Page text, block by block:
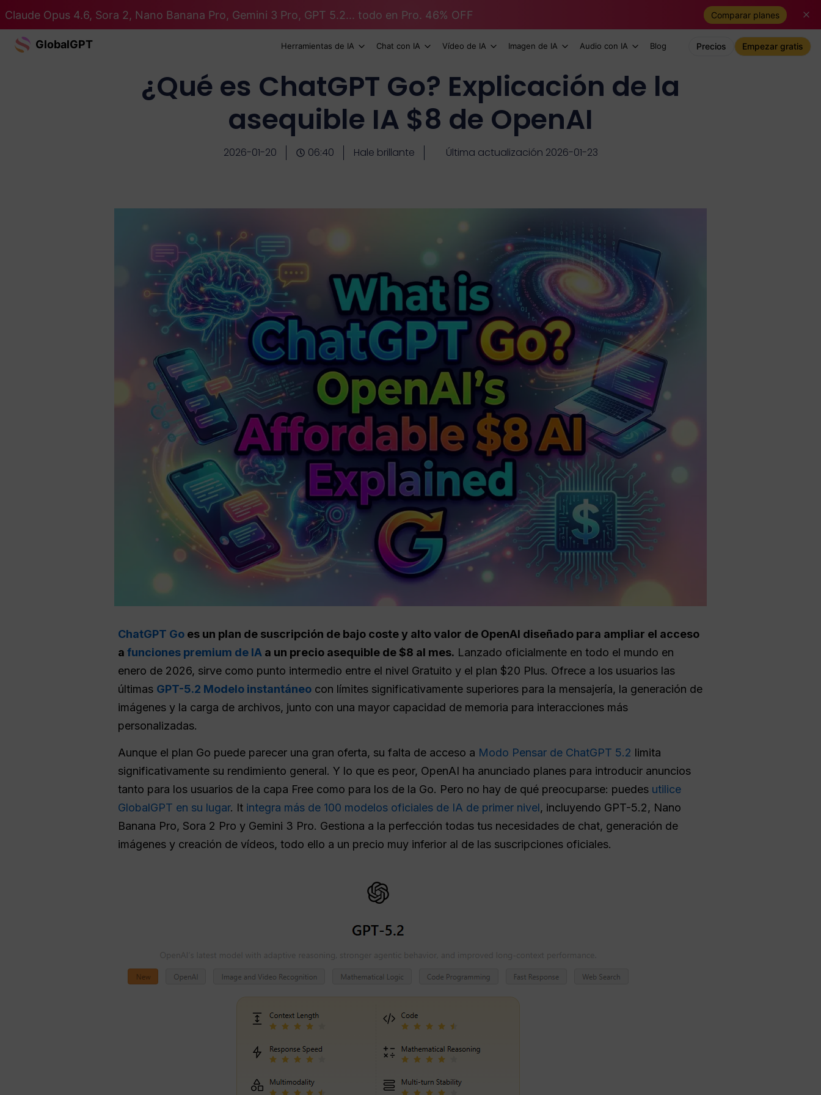
Claude Opus 4.6, Sora 2, Nano Banana Pro, Gemini 3 Pro, GPT 5.2... todo en Pro. 46% OFF Comparar planes
GlobalGPT Herramientas de IA Chat con IA Vídeo de IA Imagen de IA Audio con IA Blog Precios Empezar gratis
¿Qué es ChatGPT Go? Explicación de la
asequible IA $8 de OpenAI
2026-01-20 06:40 Hale brillante Última actualización 2026-01-23
ChatGPT Go es un plan de suscripción de bajo coste y alto valor de OpenAI diseñado para ampliar el acceso
a funciones premium de IA a un precio asequible de $8 al mes. Lanzado oficialmente en todo el mundo en
enero de 2026, sirve como punto intermedio entre el nivel Gratuito y el plan $20 Plus. Ofrece a los usuarios las
últimas GPT-5.2 Modelo instantáneo con límites significativamente superiores para la mensajería, la generación de
imágenes y la carga de archivos, junto con una mayor capacidad de memoria para interacciones más
personalizadas.
Aunque el plan Go puede parecer una gran oferta, su falta de acceso a Modo Pensar de ChatGPT 5.2 limita
significativamente su rendimiento general. Y lo que es peor, OpenAI ha anunciado planes para introducir anuncios
tanto para los usuarios de la capa Free como para los de la Go. Pero no hay de qué preocuparse: puedes utilice
GlobalGPT en su lugar. It integra más de 100 modelos oficiales de IA de primer nivel, incluyendo GPT-5.2, Nano
Banana Pro, Sora 2 Pro y Gemini 3 Pro. Gestiona a la perfección todas tus necesidades de chat, generación de
imágenes y creación de vídeos, todo ello a un precio muy inferior al de las suscripciones oficiales.